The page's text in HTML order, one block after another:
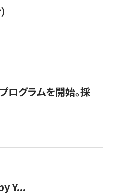
ログラムを開始。採
Y...